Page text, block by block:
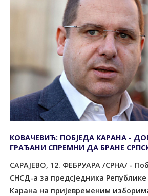
КОВАЧЕВИЋ: ПОБЈЕДА КАРАНА -
ГРАЂАНИ СПРЕМНИ ДА БРАНЕ
САРАЈЕВО, 12. ФЕБРУАРА /СРНА/ -
СНСД-а за предсједника
Карана на пријевременим